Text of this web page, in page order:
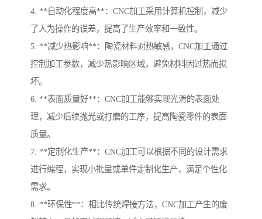
4. **自动化程度高**：CNC加工采用计算机控制，减少
了人为操作的误差，提高了生产效率和一致性。
5. **减少热影响**：陶瓷材料对热敏感，CNC加工通过
控制加工参数，减少热影响区域，避免材料因过热而损
坏。
6. **表面质量好**：CNC加工能够实现光滑的表面处
理，减少后续抛光或打磨的工序，提高陶瓷零件的表面
质量。
7. **定制化生产**：CNC加工可以根据不同的设计需求
进行编程，实现小批量或单件定制化生产，满足个性化
需求。
8. **环保性**：相比传统焊接方法，CNC加工产生的废